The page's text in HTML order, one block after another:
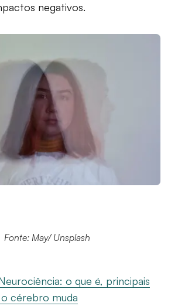
negativos.
Fonte: May/ Unsplash
o que é, principais
cérebro muda